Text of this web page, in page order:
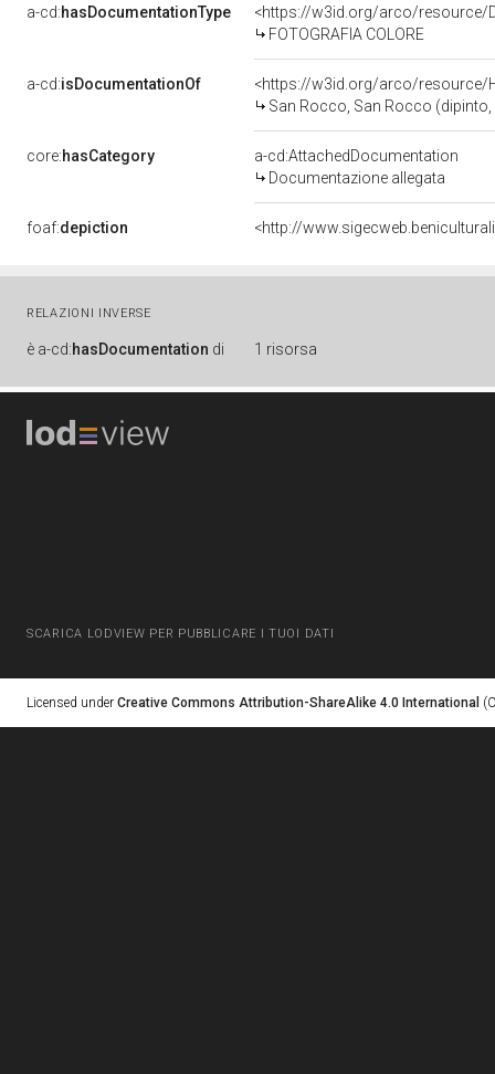
a-cd:hasDocumentationType
<https://w3id.org/arco/resource/
FOTOGRAFIA COLORE
a-cd:isDocumentationOf
<https://w3id.org/arco/resource/
San Rocco, San Rocco
core:hasCategory
a-cd:AttachedDocumentation
Documentazione allegata
foaf:depiction <http://
RELAZIONI INVERSE
è a-cd:hasDocumentation di 1 risorsa
SCARICA LODVIEW PER PUBBLICARE I TUOI DATI
Licensed under Creative Commons Attribution-ShareAlike 4.0 International